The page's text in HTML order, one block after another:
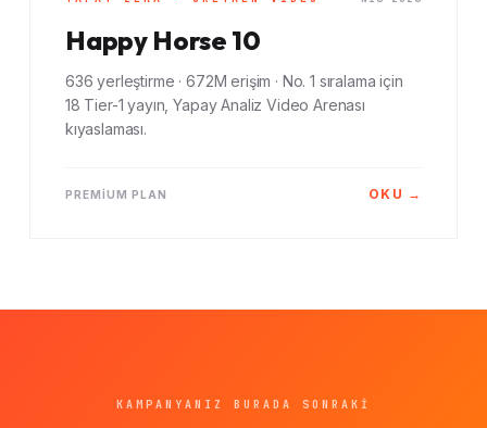
Happy Horse 10
636 yerleştirme · 672M erişim · No. 1 sıralama için
18 Tier-1 yayın, Yapay Analiz Video Arenası
kıyaslaması.
PREMIUM PLAN OKU →
KAMPANYANIZ BURADA SONRAKI